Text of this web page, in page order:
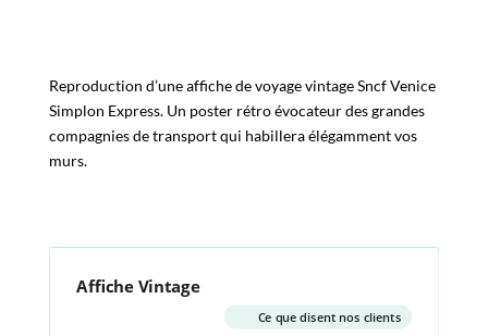
Reproduction d’une affiche de voyage vintage Sncf Venice
Simplon Express. Un poster rétro évocateur des grandes
compagnies de transport qui habillera élégamment vos
murs.
Affiche Vintage
Ce que disent nos clients